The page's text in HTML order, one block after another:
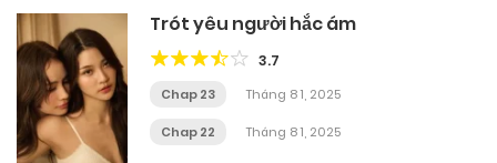
Trót yêu người hắc ám
3.7
Chap 23 Tháng 8 1, 2025
Chap 22 Tháng 8 1, 2025